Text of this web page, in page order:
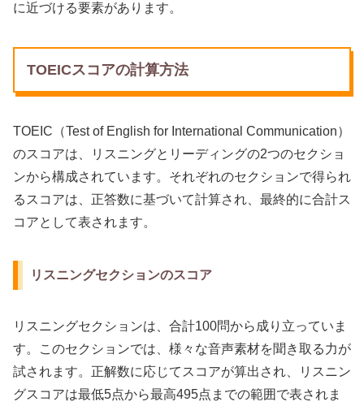
に近づける要素があります。
TOEICスコアの計算方法
TOEIC（Test of English for International Communication）
のスコアは、リスニングとリーディングの2つのセクショ
ンから構成されています。それぞれのセクションで得られ
るスコアは、正答数に基づいて計算され、最終的に合計ス
コアとして表されます。
リスニングセクションのスコア
リスニングセクションは、合計100問から成り立っていま
す。このセクションでは、様々な音声素材を聞き取る力が
試されます。正解数に応じてスコアが算出され、リスニン
グスコアは最低5点から最高495点までの範囲で表されま